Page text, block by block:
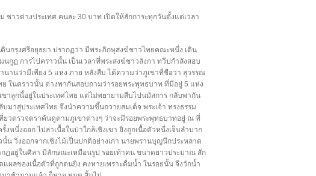
ชาวต่างประเทศ คนละ 30 บาท เปิดให้สักการะทุกวันตั้งแต่เวลา
ดินกรุงศรีอยุธยา ปรากฏว่า มีพระภิกษุสงฆ์ชาวไทยคณะหนึ่ง เดิน
กูฏ การไปคราวนั้น เป็นเวลาที่พระสงฆ์ชาวลังกา ทวีปกำลังสอบ
านว่ามีเพียง 5 แห่ง ภาย หลังสืบ ได้ความว่าภูเขาที่ชื่อว่า สุวรรณ
ในคราวนั้น ต่างพากันสอบถามว่ารอยพระพุทธบาท ที่มีอยู่ 5 แห่ง
ขาลูกนี้อยู่ในประเทศไทย แต่ไม่พยายามสืบไปนมัสการ กลับพากัน
าสู่ประเทศไทย จึงนำความขึ้นถวายสมเด็จ พระเจ้า ทรงธรรม
ยวตรวจตราค้นดูตามภูเขาต่างๆ ว่าจะมีรอยพระพุทธบาทอยู่ ณ ที่
นึ่งออก ไปล่าเนื้อในป่าใกล้เชิงเขา ยิงถูกเนื้อตัวหนึ่งเจ็บลำบาก
น วิ่งออกจากเชิงไม้เป็นปกติอย่างเก่า นายพรานบุญนึกประหลาด
ฏอยู่ในศิลา มีลักษณะเหมือนรูป รอยเท้าคน ขนาดยาวประมาณ สัก
ลของเนื้อตัวที่ถูกตนยิง คงหายเพราะดื่มน้ำ ในรอยนั้น จึงวักน้ำ